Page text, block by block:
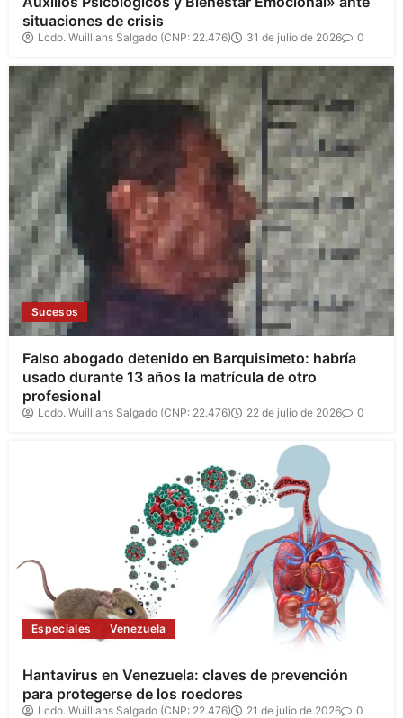
situaciones de crisis
Lcdo. Wuillians Salgado (CNP: 22.476) 31 de julio de 2026 0
Sucesos
Falso abogado detenido en Barquisimeto: habría
usado durante 13 años la matrícula de otro
profesional
Lcdo. Wuillians Salgado (CNP: 22.476) 22 de julio de 2026 0
Especiales Venezuela
Hantavirus en Venezuela: claves de prevención
para protegerse de los roedores
Lcdo. Wuillians Salgado (CNP: 22.476) 21 de julio de 2026 0